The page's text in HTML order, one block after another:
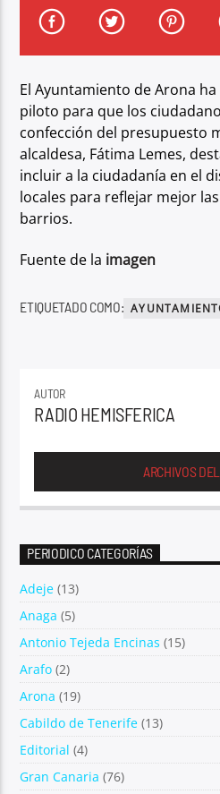
El Ayuntamiento de Arona
piloto para que los
confección del presupuesto
alcaldesa, Fátima Lemes,
incluir a la ciudadanía en el
locales para reflejar mejor
barrios.
Fuente de la imagen
ETIQUETADO COMO:
AUTOR
RADIO HEMISFERICA
ARCHIVOS
PERIODICO CATEGORÍAS
Adeje (13)
Anaga (5)
Antonio Tejeda Encinas (15)
Arafo (2)
Arona (19)
Cabildo de Tenerife (13)
Editorial (4)
Gran Canaria (76)